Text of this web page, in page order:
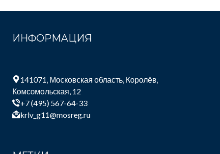
ИНФОРМАЦИЯ
141071, Московская область, Королёв,
Комсомольская, 12
+7 (495) 567-64-33
krlv_g11@mosreg.ru